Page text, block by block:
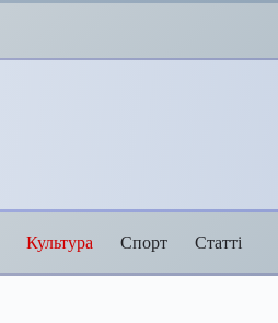
Культура Спорт Статті